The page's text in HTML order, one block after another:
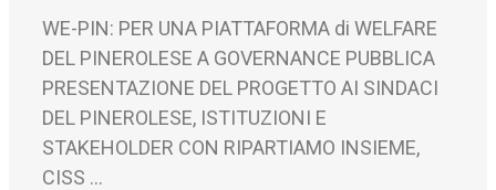
WE-PIN: PER UNA PIATTAFORMA di WELFARE
DEL PINEROLESE A GOVERNANCE PUBBLICA
PRESENTAZIONE DEL PROGETTO AI SINDACI
DEL PINEROLESE, ISTITUZIONI E
STAKEHOLDER CON RIPARTIAMO INSIEME,
CISS ...